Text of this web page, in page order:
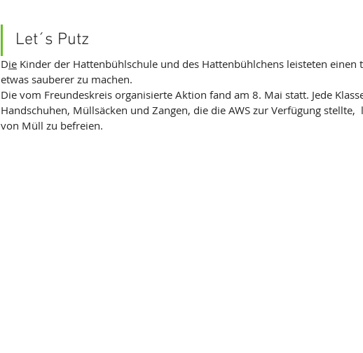
Let´s Putz
Die Kinder der Hattenbühlschule und des Hattenbühlchens leisteten einen
etwas sauberer zu machen.
Die vom Freundeskreis organisierte Aktion fand am 8. Mai statt. Jede
Handschuhen, Müllsäcken und Zangen, die die AWS zur Verfügung stellte,
von Müll zu befreien.